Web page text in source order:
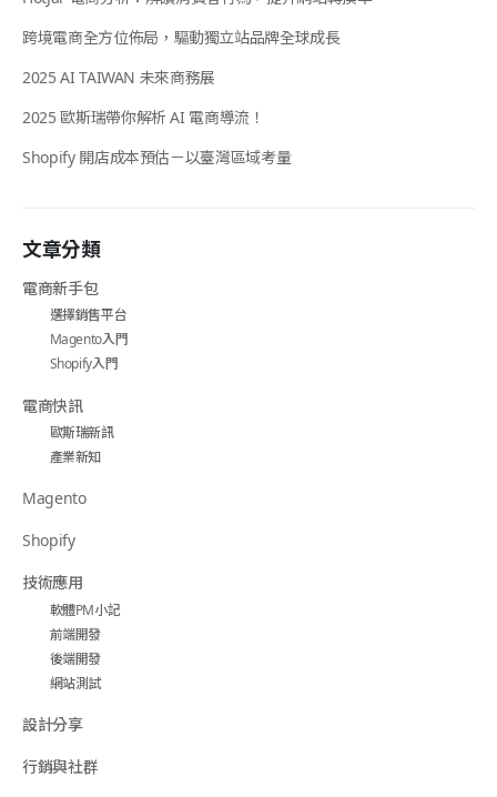
跨境電商全方位佈局，驅動獨立站品牌全球成長
2025 AI TAIWAN 未來商務展
2025 歐斯瑞帶你解析 AI 電商導流！
Shopify 開店成本預估－以臺灣區域考量
文章分類
電商新手包
選擇銷售平台
Magento入門
Shopify入門
電商快訊
歐斯瑞新訊
產業新知
Magento
Shopify
技術應用
軟體PM小記
前端開發
後端開發
網站測試
設計分享
行銷與社群